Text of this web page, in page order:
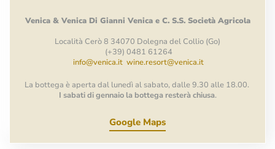
Venica & Venica Di Gianni Venica e C. S.S. Società Agricola
Località Cerò 8 34070 Dolegna del Collio (Go)
(+39) 0481 61264
info@venica.it wine.resort@venica.it
La bottega è aperta dal lunedì al sabato, dalle 9.30 alle 18.00.
I sabati di gennaio la bottega resterà chiusa.
Google Maps